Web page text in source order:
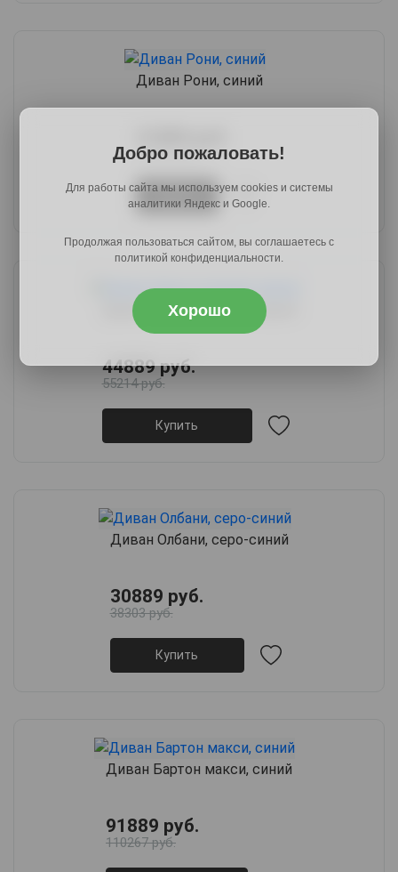
Диван Рони, синий
38586 руб.
Купить
Диван Нанси угловой, серый
44889 руб.
55214 руб.
Купить
Диван Олбани, серо-синий
30889 руб.
38303 руб.
Купить
Диван Бартон макси, синий
91889 руб.
110267 руб.
Добро пожаловать!
Для работы сайта мы используем cookies и системы
аналитики Яндекс и Google.
Продолжая пользоваться сайтом, вы соглашаетесь с
политикой конфиденциальности.
Хорошо